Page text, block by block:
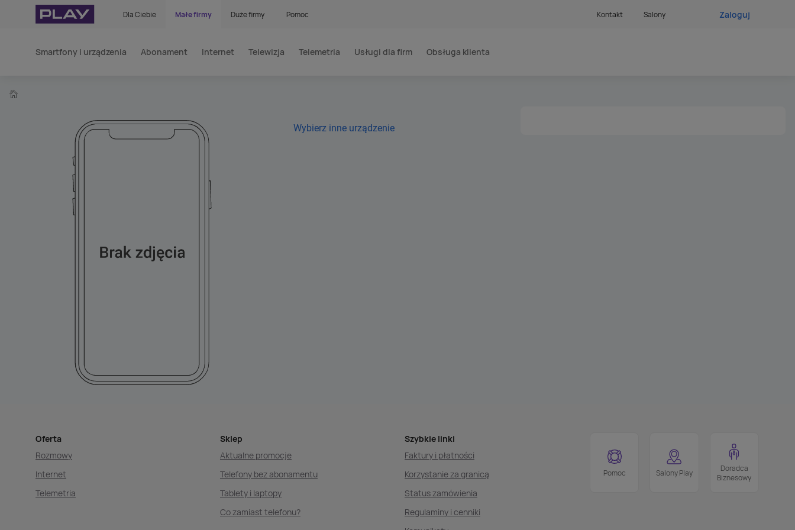
Dla Ciebie Małe firmy Duże firmy Pomoc Kontakt Salony Zaloguj
Smartfony i urządzenia Abonament Internet Telewizja Telemetria Usługi dla firm Obsługa klienta
Wybierz inne urządzenie
Oferta
Rozmowy
Internet
Telemetria
Sklep
Aktualne promocje
Telefony bez abonamentu
Tablety i laptopy
Co zamiast telefonu?
Szybkie linki
Faktury i płatności
Korzystanie za granicą
Status zamówienia
Regulaminy i cenniki
Pomoc Salony Play
Doradca
Biznesowy